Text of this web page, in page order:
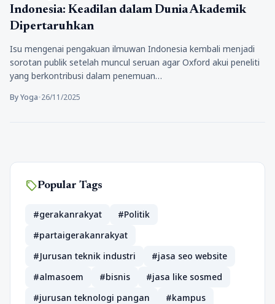
Indonesia: Keadilan dalam Dunia Akademik
Dipertaruhkan
Isu mengenai pengakuan ilmuwan Indonesia kembali menjadi
sorotan publik setelah muncul seruan agar Oxford akui peneliti
yang berkontribusi dalam penemuan…
By Yoga•26/11/2025
sellPopular Tags
#gerakanrakyat
#Politik
#partaigerakanrakyat
#Jurusan teknik industri
#jasa seo website
#almasoem
#bisnis
#jasa like sosmed
#jurusan teknologi pangan
#kampus